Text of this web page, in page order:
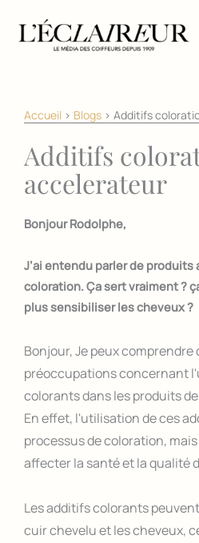
Accueil > Blogs > Additifs
Additifs
accelerateur
Bonjour Rodolphe,
J’ai entendu parler de
coloration. Ça sert vraiment ?
plus sensibiliser les cheveux ?
Bonjour, Je peux comprendre
préoccupations concernant
colorants dans les produits
En effet, l'utilisation de ces
processus de coloration,
affecter la santé et la qualité
Les additifs colorants
cuir chevelu et les cheveux,